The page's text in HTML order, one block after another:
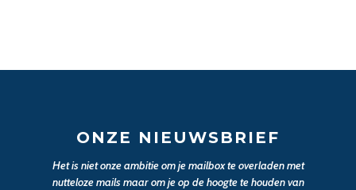
ONZE NIEUWSBRIEF
Het is niet onze ambitie om je mailbox te overladen met
nutteloze mails maar om je op de hoogte te houden van